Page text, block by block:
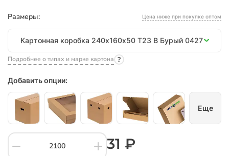
Размеры: Цена ниже при покупке оптом
Размеры
Картонная коробка 240х160х50 Т23 B Бурый 0427
Подробнее о типах и марке картона
Добавить опции:
Еще
31 ₽